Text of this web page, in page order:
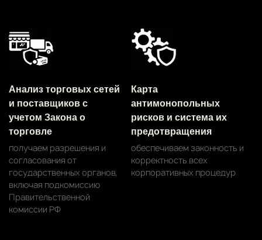
Анализ торговых сетей
и поставщиков с
учетом Закона о
торговле
получаем разрешения и
согласования от
государственных органов,
включая подкомиссию
Правительственной
комиссии РФ
Карта
антимонопольных
рисков и система их
предотвращения
обеспечиваем законность и
корректность всех
корпоративных процедур